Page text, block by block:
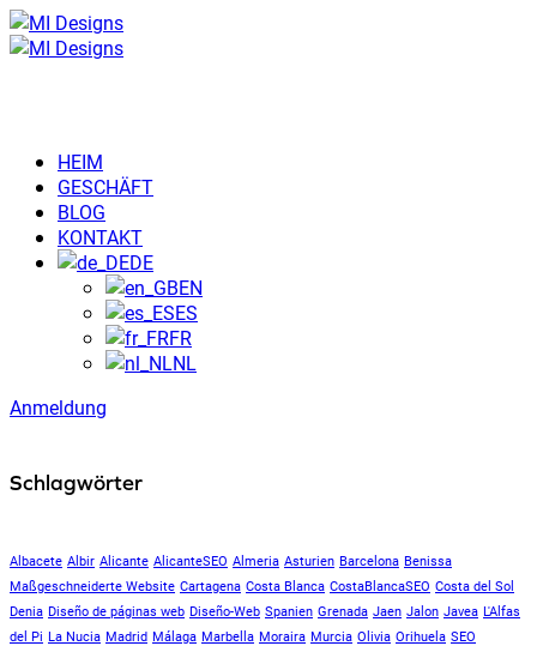
HEIM
GESCHÄFT
BLOG
KONTAKT
DE
EN
ES
FR
NL
Anmeldung
Schlagwörter
Albacete Albir Alicante AlicanteSEO Almeria Asturien Barcelona Benissa
Maßgeschneiderte Website Cartagena Costa Blanca CostaBlancaSEO Costa del Sol
Denia Diseño de páginas web Diseño-Web Spanien Grenada Jaen Jalon Javea L'Alfas
del Pi La Nucia Madrid Málaga Marbella Moraira Murcia Olivia Orihuela SEO